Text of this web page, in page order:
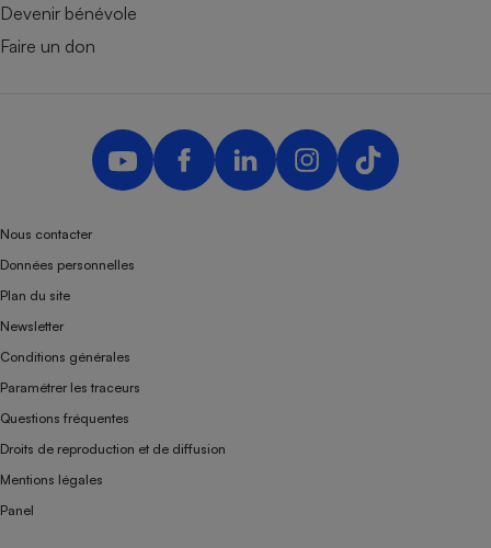
Devenir bénévole
Faire un don
Nous contacter
Données personnelles
Plan du site
Newsletter
Conditions générales
Paramétrer les traceurs
Questions fréquentes
Droits de reproduction et de diffusion
Mentions légales
Panel